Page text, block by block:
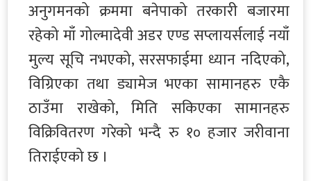
अनुगमनको क्रममा बनेपाको तरकारी बजारमा
रहेको माँ गोल्मादेवी अडर एण्ड सप्लायर्सलाई नयाँ
मुल्य सूचि नभएको, सरसफाईमा ध्यान नदिएको,
विग्रिएका तथा ड्यामेज भएका सामानहरु एकै
ठाउँमा राखेको, मिति सकिएका सामानहरु
विक्रिवितरण गरेको भन्दै रु १० हजार जरीवाना
तिराईएको छ ।